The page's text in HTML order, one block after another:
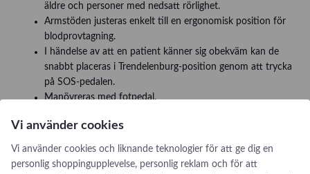
äldre och personer med nedsatt rörlighet.
Armstöden justeras enkelt till en ergonomisk position för
blodprovtagning.
I händelse av att en patient känner sig obekväm kan de
snabbt placeras i Trendelenburg-position genom att trycka
på SOS-pedalen.
Manövreras med fotpedal.
Vridbart armstöd.
Infusionshållare.
Läs mer om N-Line påNovaks hemsida.
Vi använder cookies
Vi använder cookies och liknande teknologier för att ge dig en
personlig shoppingupplevelse, personlig reklam och för att